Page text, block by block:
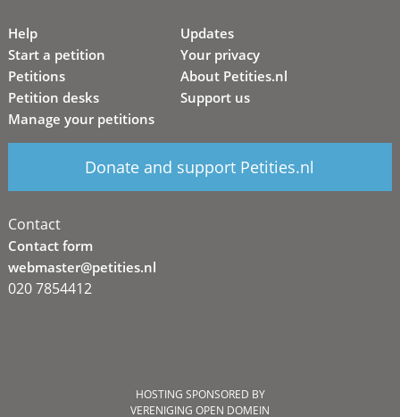
Help
Start a petition
Petitions
Petition desks
Manage your petitions
Updates
Your privacy
About Petities.nl
Support us
Donate and support Petities.nl
Contact
Contact form
webmaster@petities.nl
020 7854412
HOSTING SPONSORED BY
VERENIGING OPEN DOMEIN